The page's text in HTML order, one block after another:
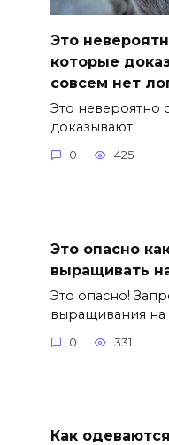
Это
которые
совсем нет
Это невероятно
доказывают
0 425
Это опасно
выращивать
Это опасно!
выращивания на
0 331
Как